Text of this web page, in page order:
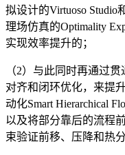
拟设计的Virtuoso
理场仿真的Optimality
实现效率提升的；
（2）与此同时再通过
对齐和闭环优化，来提
动化Smart Hierarchical
以及将部分靠后的流程
束验证前移、压降和热